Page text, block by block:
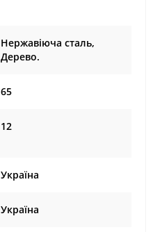
Нержавіюча сталь,
Дерево.
65
12
Україна
Україна